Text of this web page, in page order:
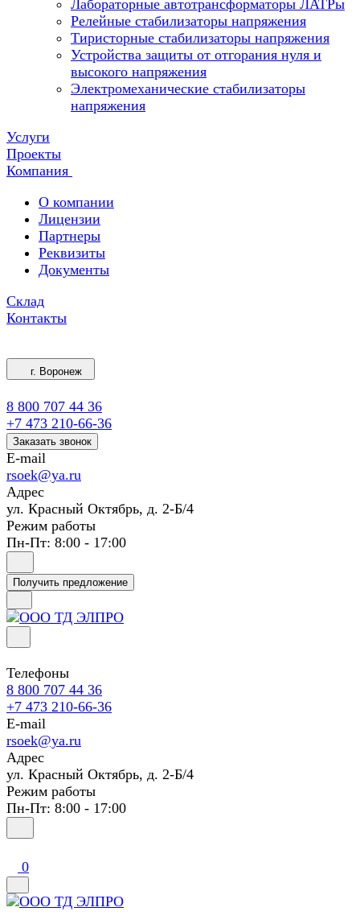
Лабораторные автотрансформаторы ЛАТРы
Релейные стабилизаторы напряжения
Тиристорные стабилизаторы напряжения
Устройства защиты от отгорания нуля и
высокого напряжения
Электромеханические стабилизаторы
напряжения
Услуги
Проекты
Компания
О компании
Лицензии
Партнеры
Реквизиты
Документы
Склад
Контакты
г. Воронеж
8 800 707 44 36
+7 473 210-66-36
Заказать звонок
E-mail
rsoek@ya.ru
Адрес
ул. Красный Октябрь, д. 2-Б/4
Режим работы
Пн-Пт: 8:00 - 17:00
Получить предложение
Телефоны
8 800 707 44 36
+7 473 210-66-36
E-mail
rsoek@ya.ru
Адрес
ул. Красный Октябрь, д. 2-Б/4
Режим работы
Пн-Пт: 8:00 - 17:00
0